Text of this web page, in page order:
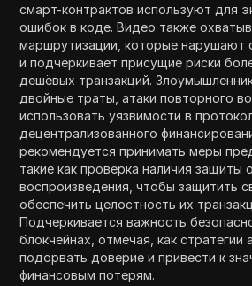
смарт-контрактов используют для
ошибок в коде. Видео также
маршрутизации, которые нарушают
и подчеркивает присущие риски
дешёвых транзакций.
двойные траты, атаки повторного
использовать уязвимости в
децентрализованного
рекомендуется принимать меры
такие как проверка наличия защиты
воспроизведения, чтобы защитить
обеспечить целостность их
Подчеркивается важность
блокчейнах, отмечая, как стратегии
подорвать доверие и привести к
финансовым потерям.